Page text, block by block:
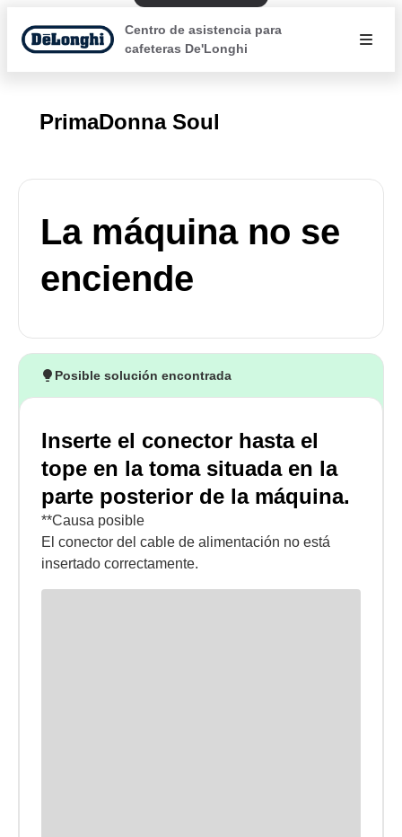
Centro de asistencia para
cafeteras De'Longhi
PrimaDonna Soul
La máquina no se
enciende
Posible solución encontrada
Inserte el conector hasta el
tope en la toma situada en la
parte posterior de la máquina.
**Causa posible
El conector del cable de alimentación no está
insertado correctamente.